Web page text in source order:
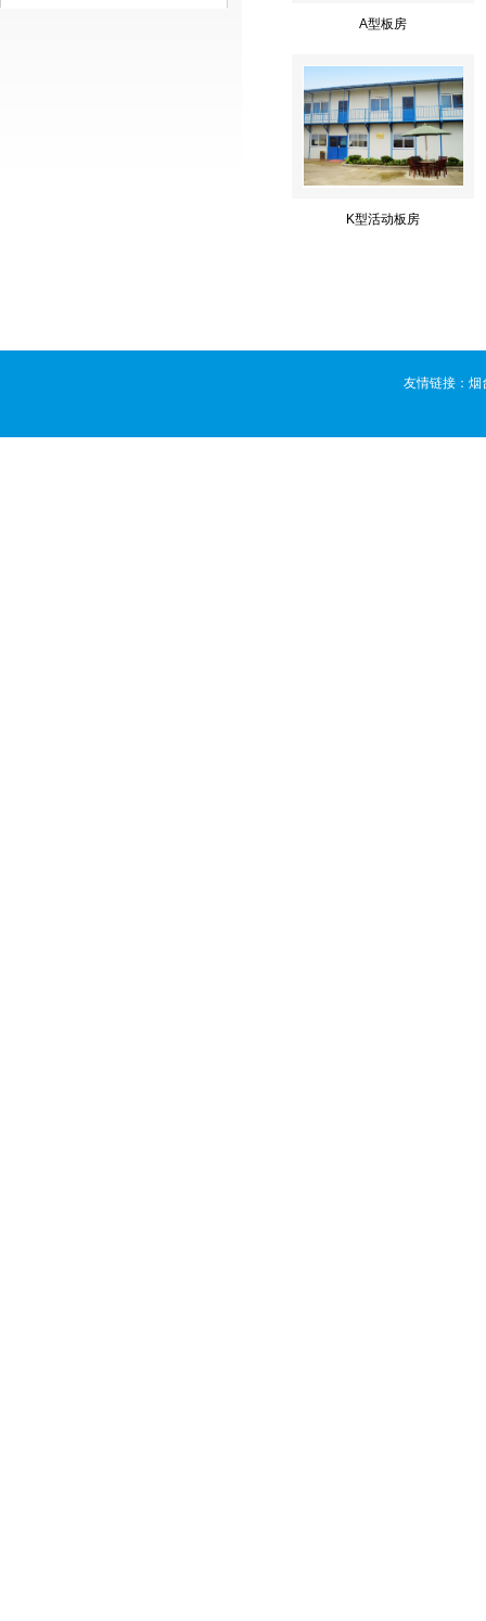
A型板房
K型活动板房
友情链接： 烟